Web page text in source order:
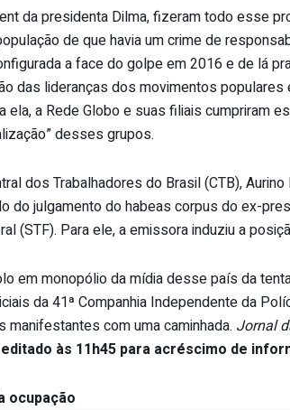
da presidenta Dilma, fizeram todo esse
de que havia um crime de
a face do golpe em 2016 e de lá
das lideranças dos movimentos populares
ela, a Rede Globo e suas filiais cumpriram
desses grupos.
dos Trabalhadores do Brasil (CTB),
do julgamento do habeas corpus do ex-
(STF). Para ele, a emissora induziu a
em monopólio da mídia desse país da
da 41ª Companhia Independente da
com uma caminhada. Jornal
às 11h45 para acréscimo de
ocupação